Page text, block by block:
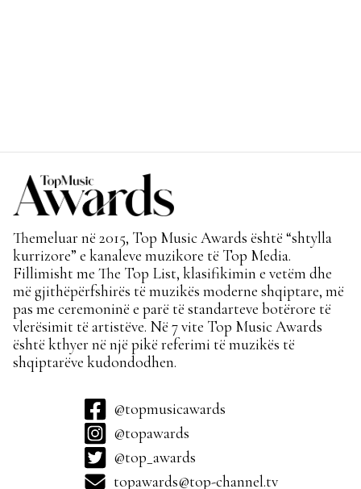
Themeluar në 2015, Top Music Awards është “shtylla
kurrizore” e kanaleve muzikore të Top Media.
Fillimisht me The Top List, klasifikimin e vetëm dhe
më gjithëpërfshirës të muzikës moderne shqiptare, më
pas me ceremoninë e parë të standarteve botërore të
vlerësimit të artistëve. Në 7 vite Top Music Awards
është kthyer në një pikë referimi të muzikës të
shqiptarëve kudondodhen.
@topmusicawards
@topawards
@top_awards
topawards@top-channel.tv